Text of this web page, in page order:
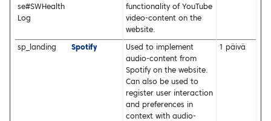
se#SWHealth
Log
functionality of YouTube
video-content on the
website.
sp_landing Spotify
Used to implement
audio-content from
Spotify on the website.
Can also be used to
register user interaction
and preferences in
context with audio-
1 päivä